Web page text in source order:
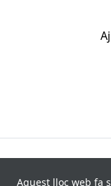
recollides de
Aquest lloc web fa